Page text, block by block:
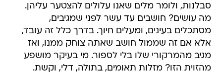
סבלנות, ולומר מלים שאנו עלולים להצטער עליהן.
מה עושים? חושבים עד עשר לפני שמגיבים,
מסתכלים בעינים, ומעלים חיוך. בדרך כלל זה עובד,
אלא אם זה שממול חושב שאתה צוחק ממנו, ואז
מגיב מהמרקורי שלו בלי לספור. מי בעיקר מושפע
מהזוית הזו? מזלות תאומים, בתולה, דלי, וקשת.